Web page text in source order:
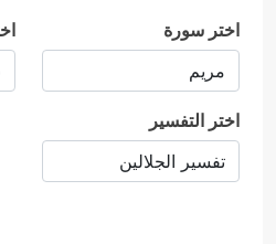
اختر سورة
اختر التفسير